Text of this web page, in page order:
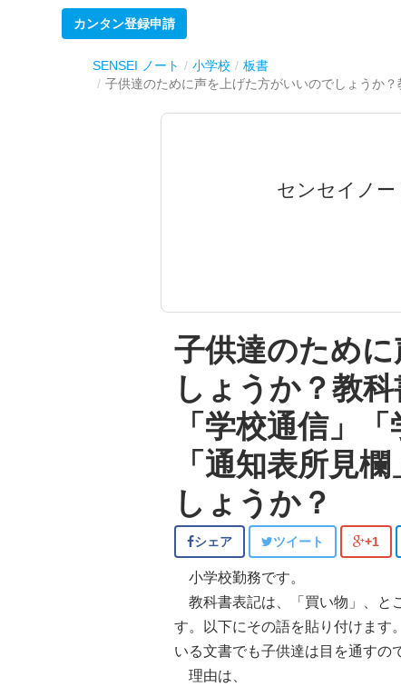
カンタン登録申請
SENSEI ノート 小学校
板書
子供達のために声を上げた方がいいのでしょうか
センセイノー
子供達のため
しょうか？教科
「学校通信」
「通知表所見
しょうか？
シェア ツイート +1
小学校勤務です。
教科書表記は、「買い物」、と
す。以下にその語を貼り付けます
いる文書でも子供達は目を通すの
理由は、